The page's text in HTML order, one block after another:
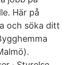
Här på
och söka ditt